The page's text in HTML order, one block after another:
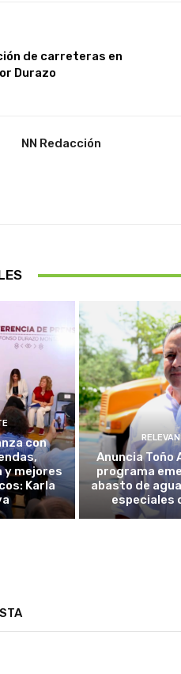
de carreteras en
Durazo
NN Redacción
con
mejores
Karla
Anuncia Toño
programa
abasto de
especiales